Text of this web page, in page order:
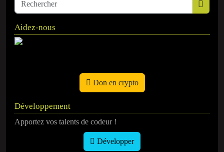
Aidez-nous
Don en crypto
Développement
Apportez vos talents de codeur !
Développer